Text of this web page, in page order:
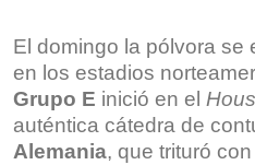
El domingo la pólvora se
en los estadios
Grupo E inició en el
auténtica cátedra de
Alemania, que trituró